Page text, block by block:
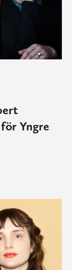
Yngre